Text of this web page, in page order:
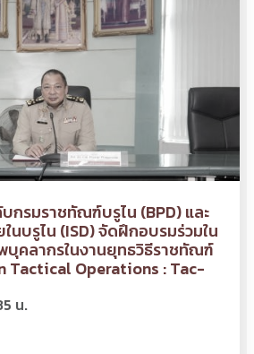
กรมราชทัณฑ์บรูไน (BPD) และ
นบรูไน (ISD) จัดฝึกอบรมร่วมใน
คลากรในงานยุทธวิธีราชทัณฑ์
Tactical Operations : Tac-
น.